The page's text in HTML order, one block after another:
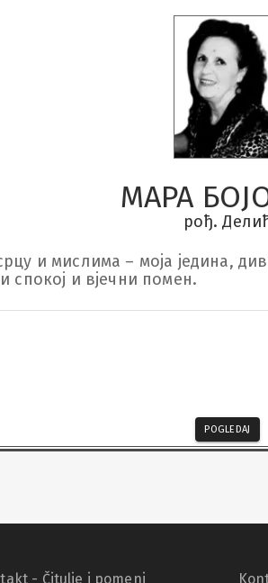
МАРА
рођ.
и мислима – моја једина,
спокој и вјечни помен.
POGLEDAJ
- Čitulje i pomeni